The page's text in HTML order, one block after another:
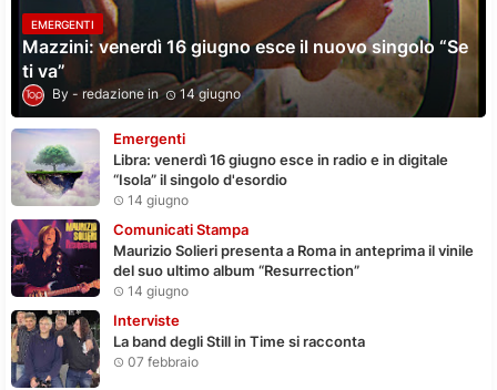
EMERGENTI
Mazzini: venerdì 16 giugno esce il nuovo singolo “Se
ti va”
redazione 14 giugno
Emergenti
Libra: venerdì 16 giugno esce in radio e in digitale
“Isola” il singolo d'esordio
14 giugno
Comunicati Stampa
Maurizio Solieri presenta a Roma in anteprima il vinile
del suo ultimo album “Resurrection”
14 giugno
Interviste
La band degli Still in Time si racconta
07 febbraio